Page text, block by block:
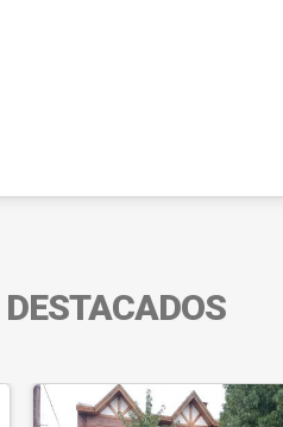
DESTACADOS